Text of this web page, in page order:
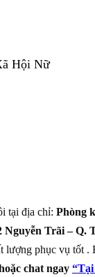
Hội Nữ
tại địa chỉ: Phòng
Nguyễn Trãi – Q.
lượng phục vụ tốt .
chat ngay